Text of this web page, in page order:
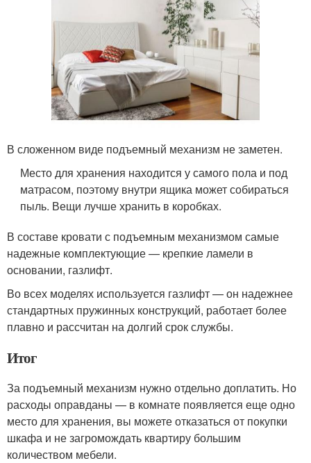
В сложенном виде подъемный механизм не заметен.
Место для хранения находится у самого пола и под
матрасом, поэтому внутри ящика может собираться
пыль. Вещи лучше хранить в коробках.
В составе кровати с подъемным механизмом самые
надежные комплектующие — крепкие ламели в
основании, газлифт.
Во всех моделях используется газлифт — он надежнее
стандартных пружинных конструкций, работает более
плавно и рассчитан на долгий срок службы.
Итог
За подъемный механизм нужно отдельно доплатить. Но
расходы оправданы — в комнате появляется еще одно
место для хранения, вы можете отказаться от покупки
шкафа и не загромождать квартиру большим
количеством мебели.